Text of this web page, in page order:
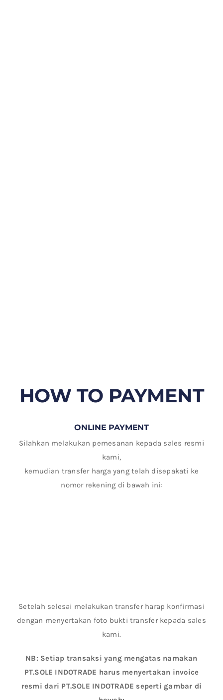
HOW TO PAYMENT
ONLINE PAYMENT
Silahkan melakukan pemesanan kepada sales resmi
kami,
kemudian transfer harga yang telah disepakati ke
nomor rekening di bawah ini:
Setelah selesai melakukan transfer harap konfirmasi
dengan menyertakan foto bukti transfer kepada sales
kami.
NB: Setiap transaksi yang mengatas namakan
PT.SOLE INDOTRADE harus menyertakan invoice
resmi dari PT.SOLE INDOTRADE seperti gambar di